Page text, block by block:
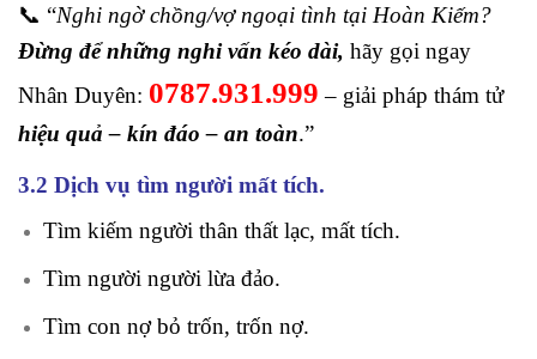
📞 “Nghi ngờ chồng/vợ ngoại tình tại Hoàn Kiếm?
Đừng để những nghi vấn kéo dài, hãy gọi ngay
Nhân Duyên: 0787.931.999 – giải pháp thám tử
hiệu quả – kín đáo – an toàn.”
3.2 Dịch vụ tìm người mất tích.
Tìm kiếm người thân thất lạc, mất tích.
Tìm người người lừa đảo.
Tìm con nợ bỏ trốn, trốn nợ.